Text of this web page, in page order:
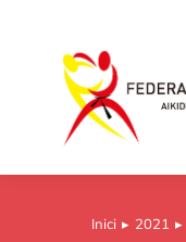
You are
Inici 2021